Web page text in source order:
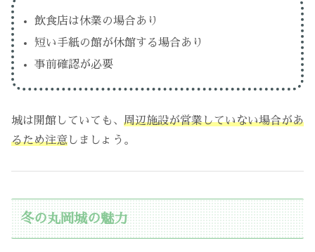
飲食店は休業の場合あり
短い手紙の館が休館する場合あり
事前確認が必要
城は開館していても、 周辺施設が営業していない場合があ
るため注意 しましょう。
冬の丸岡城の魅力